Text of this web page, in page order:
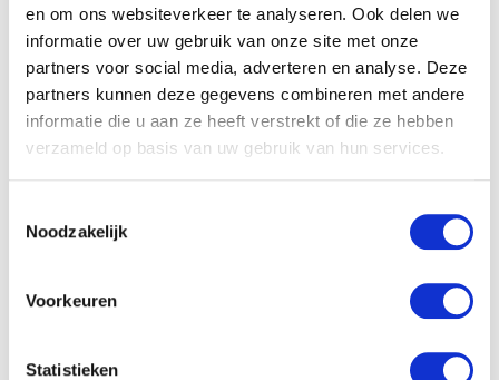
en om ons websiteverkeer te analyseren. Ook delen we
informatie over uw gebruik van onze site met onze
partners voor social media, adverteren en analyse. Deze
partners kunnen deze gegevens combineren met andere
informatie die u aan ze heeft verstrekt of die ze hebben
verzameld op basis van uw gebruik van hun services.
Noodzakelijk
Voorkeuren
Statistieken
1599
Op voorraad
Voor 12 uur besteld, vandaag verzonden